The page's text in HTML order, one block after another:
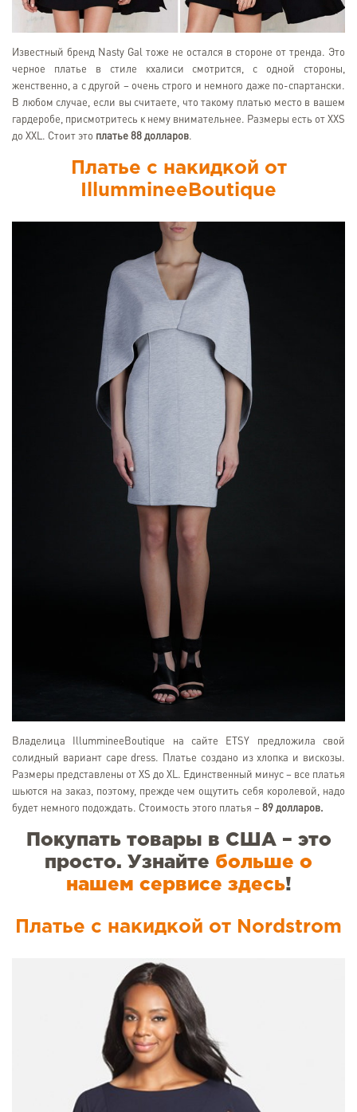
Известный бренд Nasty Gal тоже не остался в стороне от тренда. Это
черное платье в стиле кхалиси смотрится, с одной стороны,
женственно, а с другой – очень строго и немного даже по-спартански.
В любом случае, если вы считаете, что такому платью место в вашем
гардеробе, присмотритесь к нему внимательнее. Размеры есть от XXS
до XXL. Стоит это платье 88 долларов.
Платье с накидкой от
IllummineeBoutique
Владелица IllummineeBoutique на сайте ETSY предложила свой
солидный вариант cape dress. Платье создано из хлопка и вискозы.
Размеры представлены от XS до XL. Единственный минус – все платья
шьются на заказ, поэтому, прежде чем ощутить себя королевой, надо
будет немного подождать. Стоимость этого платья – 89 долларов.
Покупать товары в США – это
просто. Узнайте больше о
нашем сервисе здесь!
Платье с накидкой от Nordstrom